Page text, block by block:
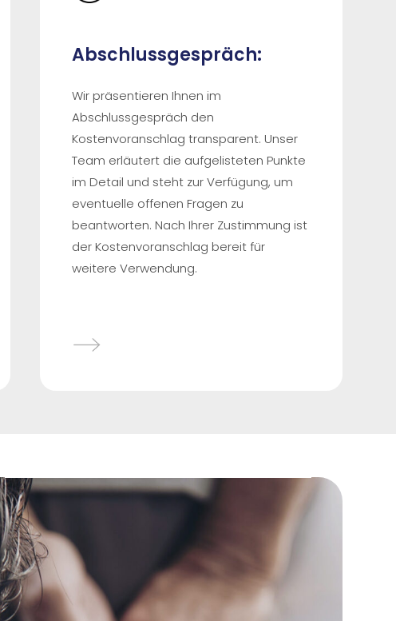
Abschlussgespräch:
Wir präsentieren Ihnen im
Abschlussgespräch den
Kostenvoranschlag transparent. Unser
Team erläutert die aufgelisteten Punkte
im Detail und steht zur Verfügung, um
eventuelle offenen Fragen zu
beantworten. Nach Ihrer Zustimmung ist
der Kostenvoranschlag bereit für
weitere Verwendung.